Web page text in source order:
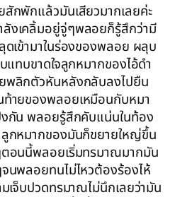
สักพักแล้วมันเสียวมากเลยค่ะ
งเคลิ้มอยู่จู่ๆพลอยก็รู้สึกว่ามี
ดเข้ามาในร่องของพลอย ผลุบ
แทบขาดใจลูกหมากของไอ้ดำ
พลิกตัวหันหลังกลับลงไปยืน
ายของพลอยเหมือนกับหมา
กัน พลอยรู้สึกคับแน่นในท้อง
กหมากของมันก็ขยายใหญ่ขึ้น
อนนี้พลอยเริ่มทรมาณมากมัน
นพลอยทนไม่ไหวต้องร้องไห้
เจ็บปวดทรมาณไม่นึกเลยว่ามัน